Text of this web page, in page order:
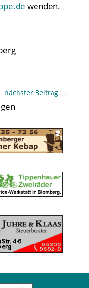
wenden.
nächster Beitrag →